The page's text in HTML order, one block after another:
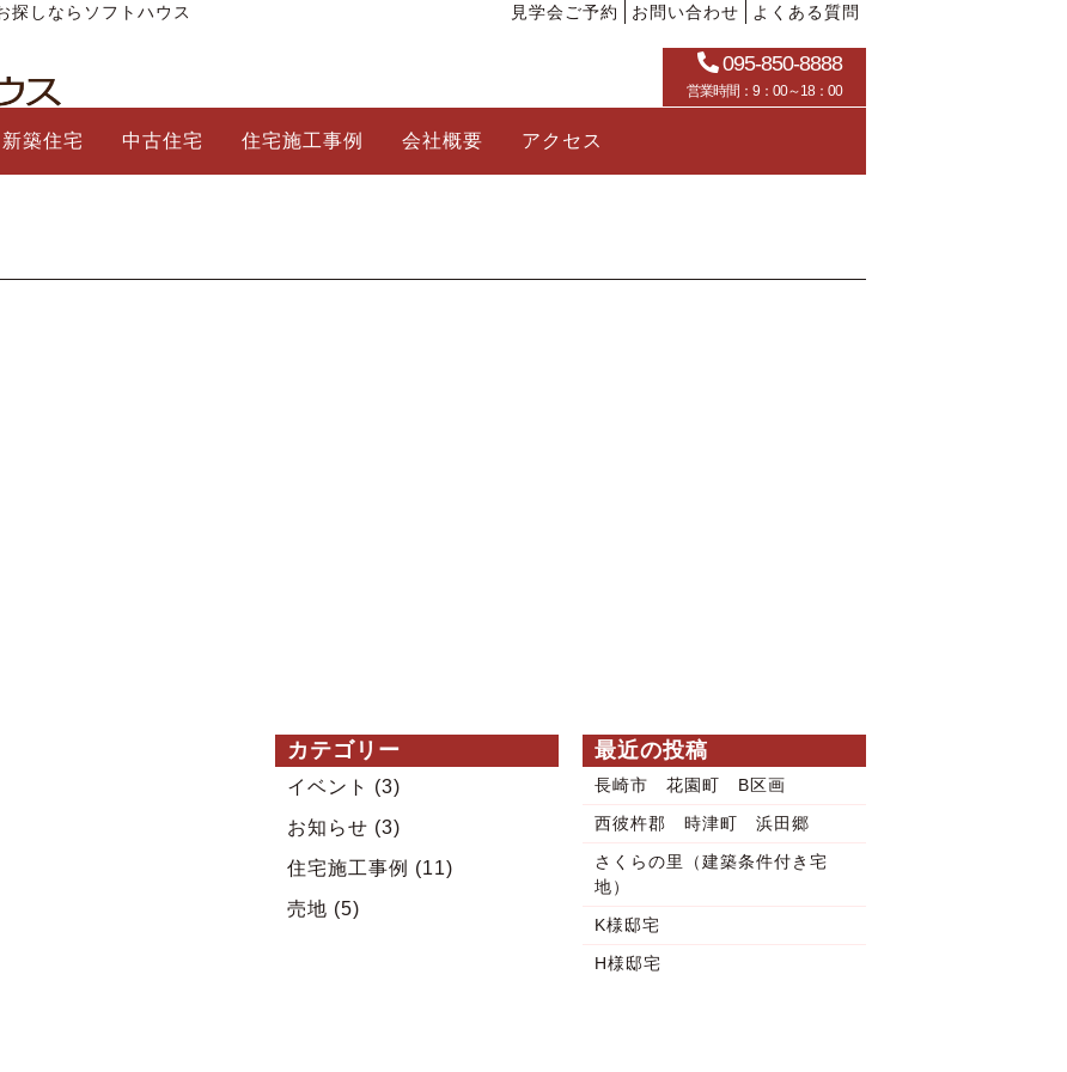
探しならソフトハウス 見学会ご予約 お問い合わせ よくある質問
095-850-8888
営業時間：9：00～18：00
新築住宅 中古住宅 住宅施工事例 会社概要 アクセス
カテゴリー
イベント (3)
お知らせ (3)
住宅施工事例 (11)
売地 (5)
最近の投稿
長崎市 花園町 B区画
西彼杵郡 時津町 浜田郷
さくらの里（建築条件付き宅
地）
K様邸宅
H様邸宅